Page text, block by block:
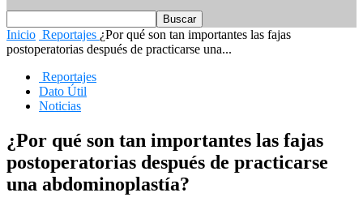
Inicio Reportajes ¿Por qué son tan importantes las fajas
postoperatorias después de practicarse una...
Reportajes
Dato Útil
Noticias
¿Por qué son tan importantes las fajas
postoperatorias después de practicarse
una abdominoplastía?